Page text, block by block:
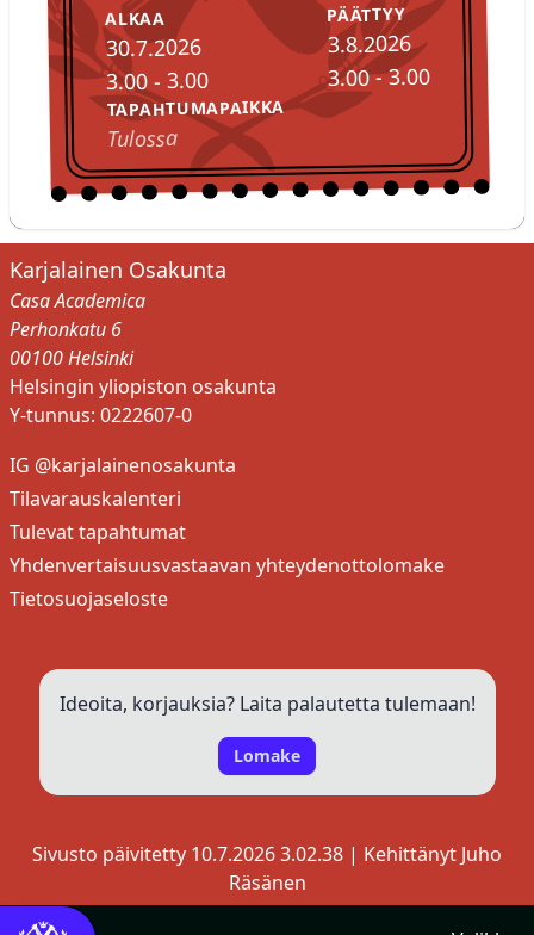
ALKAA
30.7.2026
3.00 - 3.00
PÄÄTTYY
3.8.2026
3.00 - 3.00
TAPAHTUMAPAIKKA
Tulossa
Karjalainen Osakunta
Casa Academica
Perhonkatu 6
00100 Helsinki
Helsingin yliopiston osakunta
Y-tunnus: 0222607-0
IG @karjalainenosakunta
Tilavarauskalenteri
Tulevat tapahtumat
Yhdenvertaisuusvastaavan yhteydenottolomake
Tietosuojaseloste
Ideoita, korjauksia? Laita palautetta tulemaan!
Lomake
Sivusto päivitetty 10.7.2026 3.02.38 | Kehittänyt Juho
Räsänen